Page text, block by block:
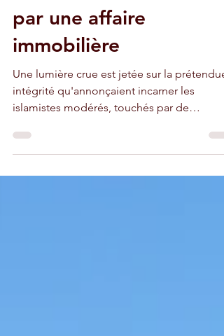
ministre PJD éclaboussé
par une affaire
immobilière
Une lumière crue est jetée sur la prétendue
intégrité qu'annonçaient incarner les
islamistes modérés, touchés par de
multiples scandales.